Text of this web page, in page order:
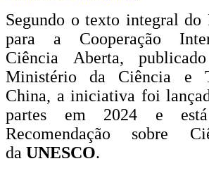
Segundo o texto integral do
para a Cooperação
Ciência Aberta,
Ministério da Ciência e
China, a iniciativa foi
partes em 2024 e
Recomendação sobre
da UNESCO.